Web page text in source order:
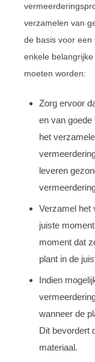
verzamelen van
de basis voor een
enkele
moeten worden:
Zorg ervoor
en van goede
het
leveren
Verzamel het
juiste
moment dat
plant in de
Indien
wanneer de
Dit bevordert
materiaal.